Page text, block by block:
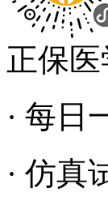
正保
· 每日
· 仿真